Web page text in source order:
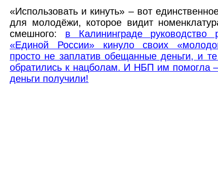
«Использовать и кинуть» – вот
для молодёжи, которое видит
смешного: в Калининграде руководство
«Единой России» кинуло своих
просто не заплатив обещанные деньги, и
обратились к нацболам. И НБП им помогла
деньги получили!